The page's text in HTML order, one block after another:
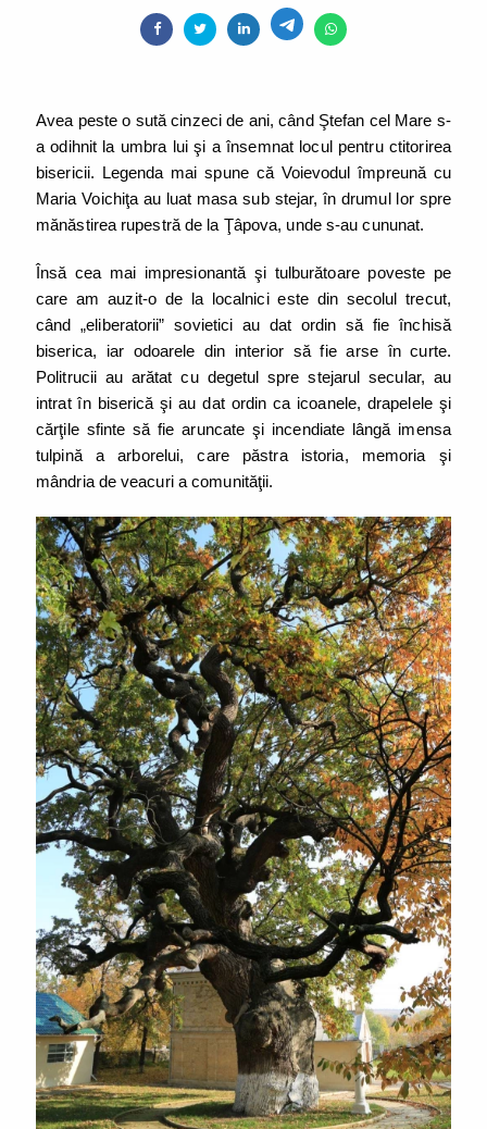
Avea peste o sută cinzeci de ani, când Ştefan cel Mare s-
a odihnit la umbra lui şi a însemnat locul pentru ctitorirea
bisericii. Legenda mai spune că Voievodul împreună cu
Maria Voichiţa au luat masa sub stejar, în drumul lor spre
mănăstirea rupestră de la Ţâpova, unde s-au cununat.
Însă cea mai impresionantă şi tulburătoare poveste pe
care am auzit-o de la localnici este din secolul trecut,
când „eliberatorii” sovietici au dat ordin să fie închisă
biserica, iar odoarele din interior să fie arse în curte.
Politrucii au arătat cu degetul spre stejarul secular, au
intrat în biserică şi au dat ordin ca icoanele, drapelele şi
cărţile sfinte să fie aruncate şi incendiate lângă imensa
tulpină a arborelui, care păstra istoria, memoria şi
mândria de veacuri a comunităţii.